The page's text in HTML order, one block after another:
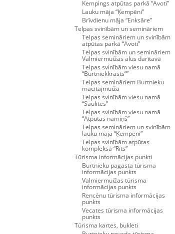
Kempings atpūtas parkā “Avoti”
Lauku māja “Ķempēni”
Brīvdienu māja “Enksāre”
Telpas svinībām un semināriem
Telpas semināriem un svinībām
atpūtas parkā “Avoti”
Telpas svinībām un semināriem
Valmiermuižas alus darītavā
Telpas svinībām viesu namā
“Burtniekkrasts””
Telpas semināriem Burtnieku
mācītājmuižā
Telpas svinībām viesu namā
“Saulītes”
Telpas svinībām viesu namā
“Atpūtas namiņš”
Telpas semināriem un svinībām
lauku mājā “Ķempēni”
Telpas svinībām atpūtas
kompleksā “Rīts”
Tūrisma informācijas punkti
Burtnieku pagasta tūrisma
informācijas punkts
Valmiermuižas tūrisma
informācijas punkts
Rencēnu tūrisma informācijas
punkts
Vecates tūrisma informācijas
punkts
Tūrisma kartes, bukleti